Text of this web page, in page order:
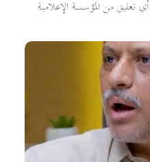
تعليق من المؤسسة الإعلامية